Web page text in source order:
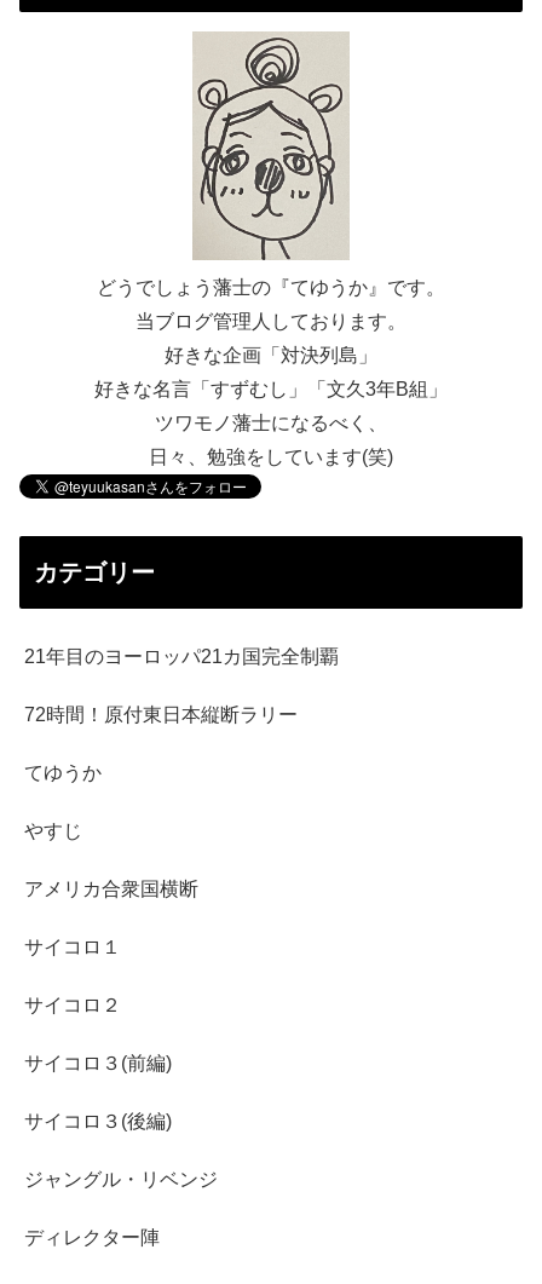
どうでしょう藩士の『てゆうか』です。
当ブログ管理人しております。
好きな企画「対決列島」
好きな名言「すずむし」「文久3年B組」
ツワモノ藩士になるべく、
日々、勉強をしています(笑)
カテゴリー
21年目のヨーロッパ21カ国完全制覇
72時間！原付東日本縦断ラリー
てゆうか
やすじ
アメリカ合衆国横断
サイコロ１
サイコロ２
サイコロ３(前編)
サイコロ３(後編)
ジャングル・リベンジ
ディレクター陣